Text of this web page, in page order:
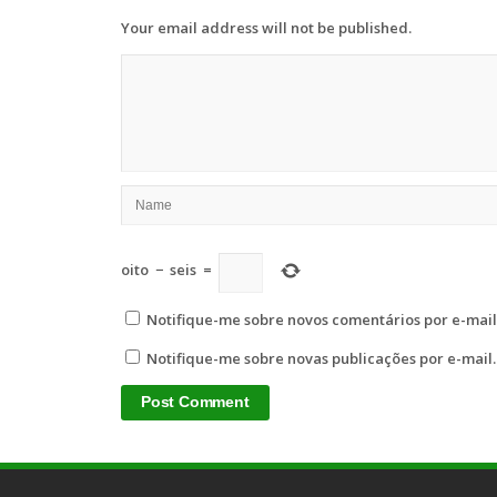
Your email address will not be published.
oito − seis =
Notifique-me sobre novos comentários por e-
Notifique-me sobre novas publicações por e-mail.